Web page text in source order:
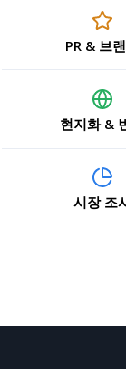
PR & 브
현지화 &
시장 조